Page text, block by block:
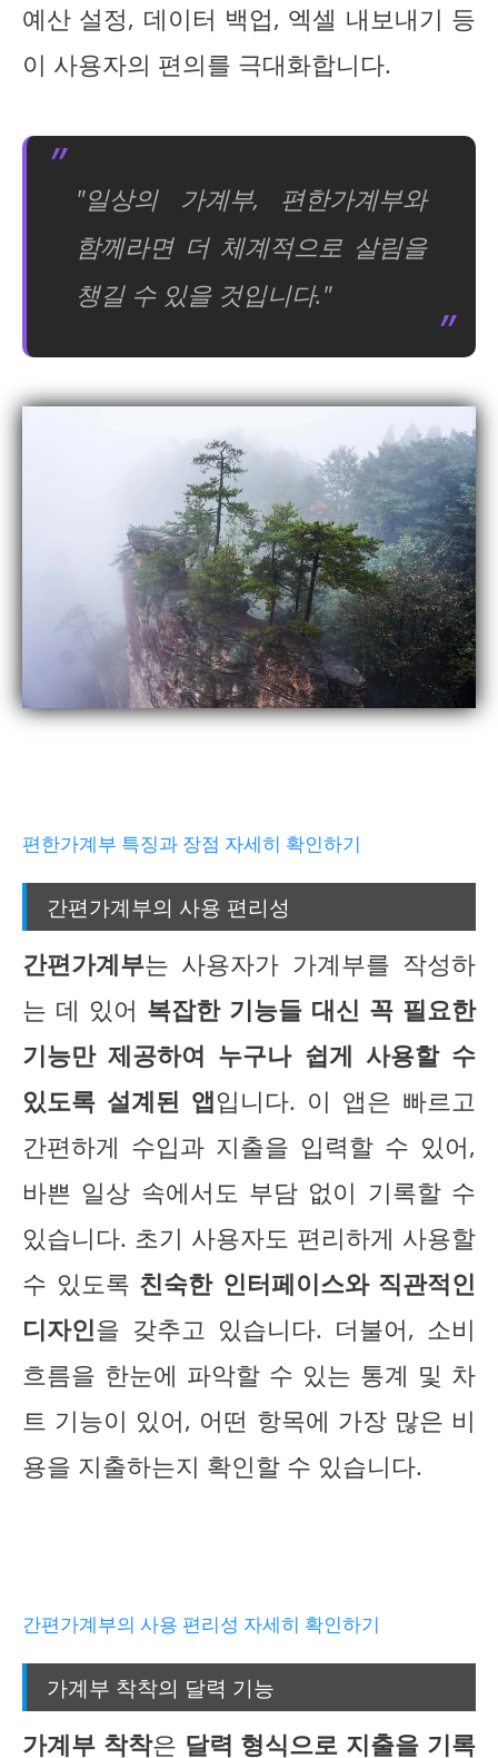
예산 설정, 데이터 백업, 엑셀 내보내기 등
이 사용자의 편의를 극대화합니다.
"일상의 가계부, 편한가계부와
함께라면 더 체계적으로 살림을
챙길 수 있을 것입니다."
편한가계부 특징과 장점 자세히 확인하기
간편가계부의 사용 편리성
간편가계부는 사용자가 가계부를 작성하
는 데 있어 복잡한 기능들 대신 꼭 필요한
기능만 제공하여 누구나 쉽게 사용할 수
있도록 설계된 앱입니다. 이 앱은 빠르고
간편하게 수입과 지출을 입력할 수 있어,
바쁜 일상 속에서도 부담 없이 기록할 수
있습니다. 초기 사용자도 편리하게 사용할
수 있도록 친숙한 인터페이스와 직관적인
디자인을 갖추고 있습니다. 더불어, 소비
흐름을 한눈에 파악할 수 있는 통계 및 차
트 기능이 있어, 어떤 항목에 가장 많은 비
용을 지출하는지 확인할 수 있습니다.
간편가계부의 사용 편리성 자세히 확인하기
가계부 착착의 달력 기능
가계부 착착은 달력 형식으로 지출을 기록